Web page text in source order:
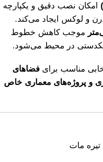
امکان نصب دقیق و یکپارچه
و لوکس ایجاد می‌کند.
موجب کاهش خطوط
در محیط می‌شود.
مناسب برای فضاهای
و پروژه‌های معماری خاص
مات